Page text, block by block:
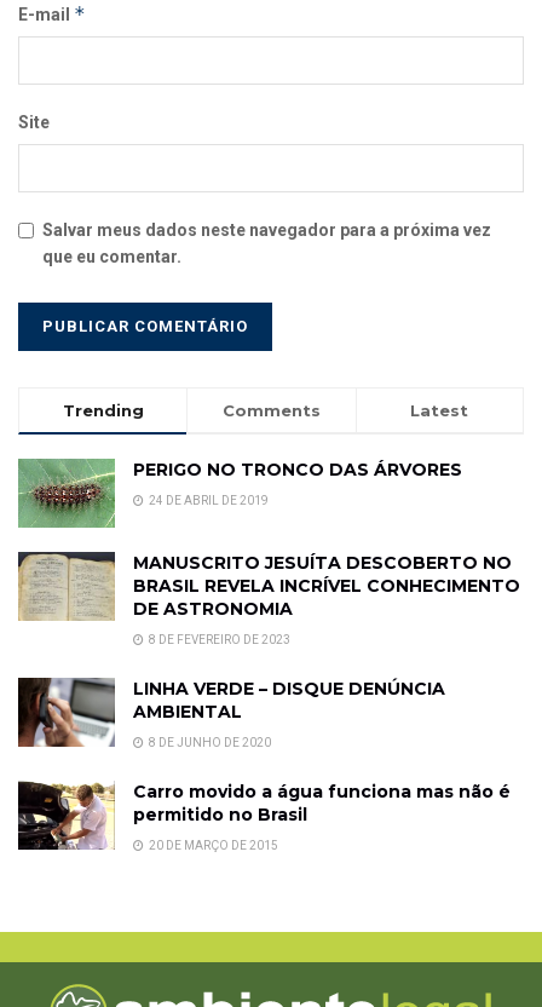
E-mail *
Site
Salvar meus dados neste navegador para a próxima vez
que eu comentar.
Trending Comments Latest
PERIGO NO TRONCO DAS ÁRVORES
24 DE ABRIL DE 2019
MANUSCRITO JESUÍTA DESCOBERTO NO
BRASIL REVELA INCRÍVEL CONHECIMENTO
DE ASTRONOMIA
8 DE FEVEREIRO DE 2023
LINHA VERDE – DISQUE DENÚNCIA
AMBIENTAL
8 DE JUNHO DE 2020
Carro movido a água funciona mas não é
permitido no Brasil
20 DE MARÇO DE 2015